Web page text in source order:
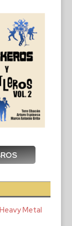
Metal